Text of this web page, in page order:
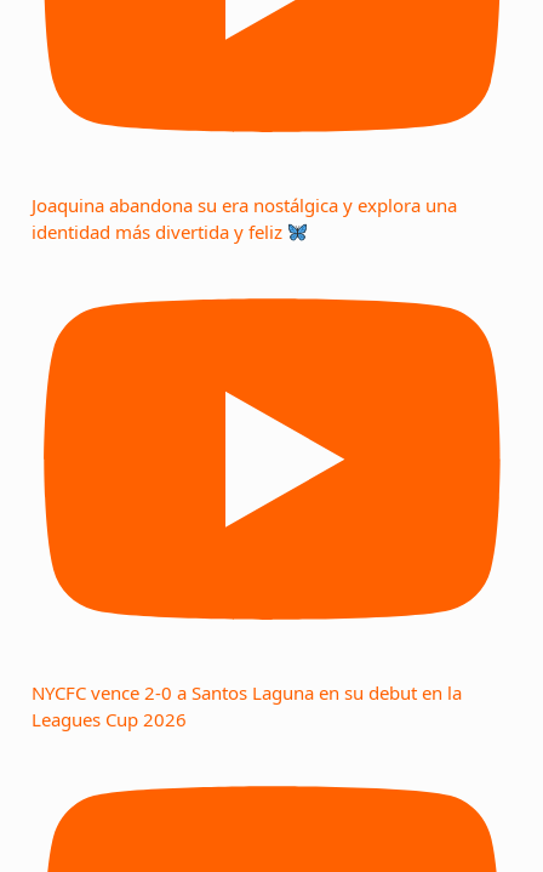
Joaquina abandona su era nostálgica y explora una
identidad más divertida y feliz
NYCFC vence 2-0 a Santos Laguna en su debut en la
Leagues Cup 2026